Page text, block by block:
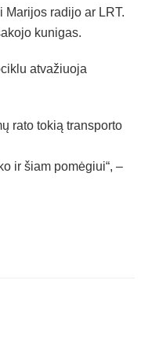
radijo ar LRT.
kunigas.
atvažiuoja
rato tokią transporto
ir šiam pomėgiui“, –